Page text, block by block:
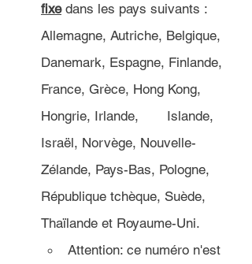
fixe dans les pays suivants :
Allemagne, Autriche, Belgique,
Danemark, Espagne, Finlande,
France, Grèce, Hong Kong,
Hongrie, Irlande, 	Islande,
Israël, Norvège, Nouvelle-
Zélande, Pays-Bas, Pologne,
République tchèque, Suède,
Thaïlande et Royaume-Uni.
Attention: ce numéro n'est